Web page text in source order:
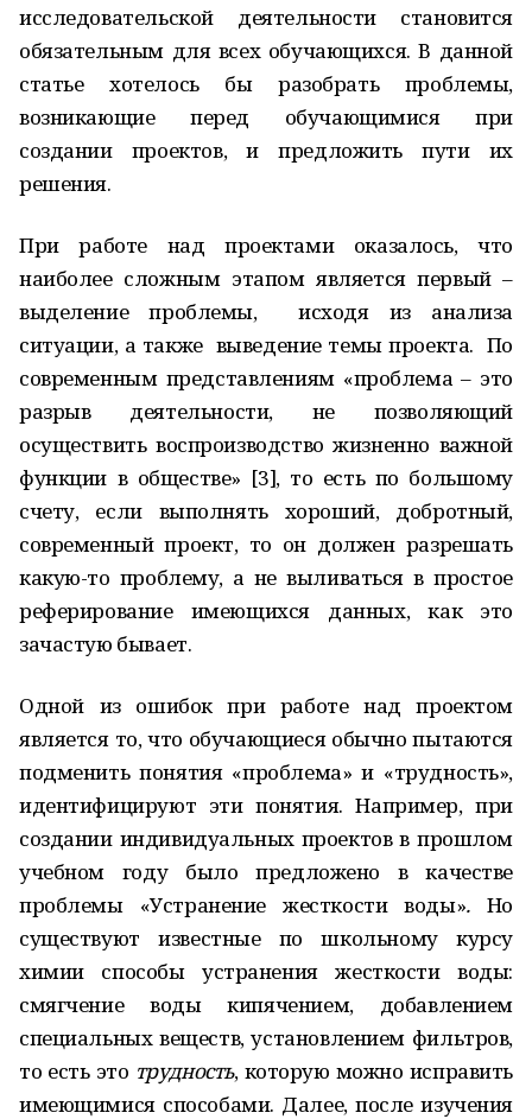
исследовательской деятельности становится
обязательным для всех обучающихся. В данной
статье хотелось бы разобрать проблемы,
возникающие перед обучающимися при
создании проектов, и предложить пути их
решения.
При работе над проектами оказалось, что
наиболее сложным этапом является первый –
выделение проблемы, исходя из анализа
ситуации, а также выведение темы проекта. По
современным представлениям «проблема – это
разрыв деятельности, не позволяющий
осуществить воспроизводство жизненно важной
функции в обществе» [3], то есть по большому
счету, если выполнять хороший, добротный,
современный проект, то он должен разрешать
какую-то проблему, а не выливаться в простое
реферирование имеющихся данных, как это
зачастую бывает.
Одной из ошибок при работе над проектом
является то, что обучающиеся обычно пытаются
подменить понятия «проблема» и «трудность»,
идентифицируют эти понятия. Например, при
создании индивидуальных проектов в прошлом
учебном году было предложено в качестве
проблемы «Устранение жесткости воды».Но
существуют известные по школьному курсу
химии способы устранения жесткости воды:
смягчение воды кипячением, добавлением
специальных веществ, установлением фильтров,
то есть это трудность, которую можно исправить
имеющимися способами. Далее, после изучения